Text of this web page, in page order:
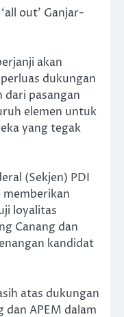
out’ Ganjar-
akan
dukungan
dari pasangan
elemen untuk
yang tegak
(Sekjen) PDI
loyalitas
Canang dan
kandidat
atas dukungan
dan APEM dalam